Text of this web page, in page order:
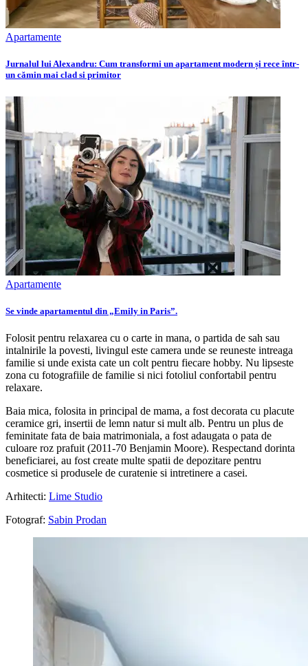
Apartamente
Jurnalul lui Alexandru: Cum transformi un apartament modern și rece într-
un cămin mai clad si primitor
Apartamente
Se vinde apartamentul din „Emily in Paris”.
Folosit pentru relaxarea cu o carte in mana, o partida de sah sau
intalnirile la povesti, livingul este camera unde se reuneste intreaga
familie si unde exista cate un colt pentru fiecare hobby. Nu lipseste
zona cu fotografiile de familie si nici fotoliul confortabil pentru
relaxare.
Baia mica, folosita in principal de mama, a fost decorata cu placute
ceramice gri, insertii de lemn natur si mult alb. Pentru un plus de
feminitate fata de baia matrimoniala, a fost adaugata o pata de
culoare roz prafuit (2011-70 Benjamin Moore). Respectand dorinta
beneficiarei, au fost create multe spatii de depozitare pentru
cosmetice si produsele de curatenie si intretinere a casei.
Arhitecti: Lime Studio
Fotograf: Sabin Prodan